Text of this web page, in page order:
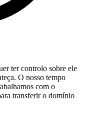
ter controlo sobre ele
O nosso tempo
com o
transferir o domínio